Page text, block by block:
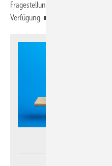
Fragestellungen stehen
Verfügung. ■